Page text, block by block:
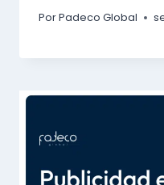
PorPadeco Global